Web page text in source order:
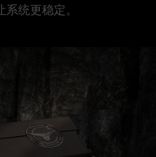
统更稳定。